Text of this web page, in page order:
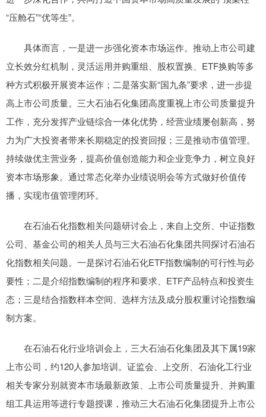
“压舱石”“优等生”。
具体而言，一是进一步强化资本市场运作。推动上市公司建
立长效分红机制，灵活运用并购重组、股权置换、ETF换购等多
种方式积极开展资本运作；二是落实新“国九条”要求，进一步提
高上市公司质量。三大石油石化集团高度重视上市公司质量提升
工作，充分发挥产业链综合一体化优势，经营业绩屡创新高，努
力为广大投资者带来长期稳定的投资回报；三是推动市值管理。
持续做优主营业务，提高价值创造能力和企业竞争力，树立良好
资本市场形象。通过常态化举办业绩说明会等方式做好价值传
播，实现市值管理闭环。
在石油石化指数相关问题研讨会上，来自上交所、中证指数
公司、基金公司的相关人员与三大石油石化集团共同探讨石油石
化指数相关问题。一是探讨石油石化ETF指数编制的可行性与必
要性；二是介绍指数编制的程序和要求、ETF产品特点和投资生
态；三是结合指数样本空间、选样方法及成分股权重讨论指数编
制方案。
在石油石化行业培训会上，三大石油石化集团及其下属19家
上市公司，约120人参加培训。证监会、上交所、石油化工行业
相关专家分别就资本市场最新政策、上市公司质量提升、并购重
组工具运用等进行专题授课，推动三大石油石化集团提升上市公